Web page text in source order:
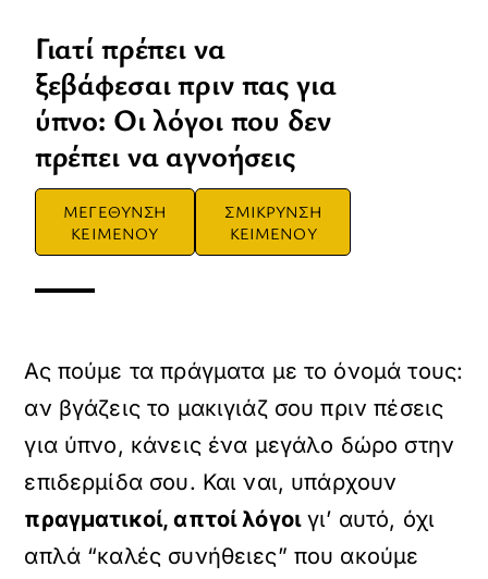
Γιατί πρέπει να
ξεβάφεσαι πριν πας για
ύπνο: Οι λόγοι που δεν
πρέπει να αγνοήσεις
ΜΕΓΕΘΥΝΣΗ
ΚΕΙΜΕΝΟΥ
ΣΜΙΚΡΥΝΣΗ
ΚΕΙΜΕΝΟΥ
Ας πούμε τα πράγματα με το όνομά τους:
αν βγάζεις το μακιγιάζ σου πριν πέσεις
για ύπνο, κάνεις ένα μεγάλο δώρο στην
επιδερμίδα σου. Και ναι, υπάρχουν
πραγματικοί, απτοί λόγοιγι’ αυτό, όχι
απλά “καλές συνήθειες” που ακούμε